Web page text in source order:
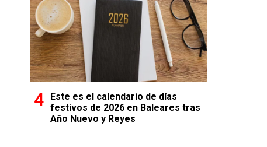
Este es el calendario de días
festivos de 2026 en Baleares tras
Año Nuevo y Reyes